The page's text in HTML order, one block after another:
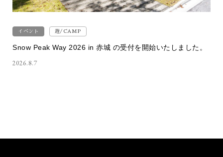
イベント 遊/CAMP
Snow Peak Way 2026 in 赤城 の受付を開始いたしました。
2026.8.7